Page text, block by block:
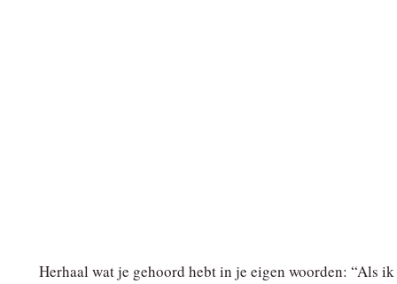
Herhaal wat je gehoord hebt in je eigen woorden: “Als